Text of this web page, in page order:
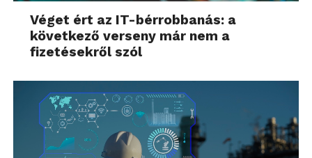
Véget ért az IT-bérrobbanás: a
következő verseny már nem a
fizetésekről szól